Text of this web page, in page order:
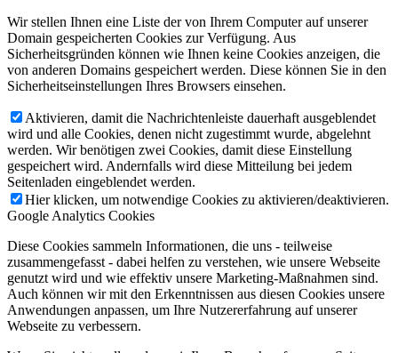
Wir stellen Ihnen eine Liste der von Ihrem Computer auf unserer
Domain gespeicherten Cookies zur Verfügung. Aus
Sicherheitsgründen können wie Ihnen keine Cookies anzeigen, die
von anderen Domains gespeichert werden. Diese können Sie in den
Sicherheitseinstellungen Ihres Browsers einsehen.
Aktivieren, damit die Nachrichtenleiste dauerhaft ausgeblendet
wird und alle Cookies, denen nicht zugestimmt wurde, abgelehnt
werden. Wir benötigen zwei Cookies, damit diese Einstellung
gespeichert wird. Andernfalls wird diese Mitteilung bei jedem
Seitenladen eingeblendet werden.
Hier klicken, um notwendige Cookies zu aktivieren/deaktivieren.
Google Analytics Cookies
Diese Cookies sammeln Informationen, die uns - teilweise
zusammengefasst - dabei helfen zu verstehen, wie unsere Webseite
genutzt wird und wie effektiv unsere Marketing-Maßnahmen sind.
Auch können wir mit den Erkenntnissen aus diesen Cookies unsere
Anwendungen anpassen, um Ihre Nutzererfahrung auf unserer
Webseite zu verbessern.